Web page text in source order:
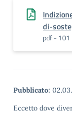
di-
pdf - 101
Pubblicato:
Eccetto dove